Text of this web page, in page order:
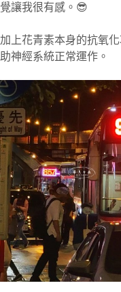
覺讓我很有感。😎
加上花青素本身的抗氧
助神經系統正常運作。